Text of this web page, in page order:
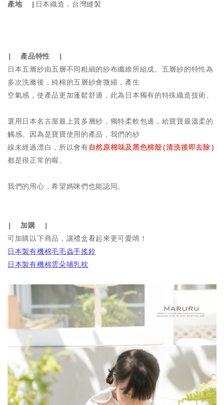
產地 | 日本織造，台灣縫製
| 產品特性 |
日本五層紗由五層不同粗細的紗布纖維所組成。五層紗的特性為
多次洗滌後，純棉的五層紗會微縮，產生
空氣感，使產品更加蓬鬆舒適，此為日本獨有的特殊織造技術。
選用日本名古屋最上質多層紗，獨特柔軟包邊，給寶寶最溫柔的
觸感。因為是寶寶使用的產品，我們的紗
線未經過漂白，所以會有自然原棉味及黑色棉殼(清洗後即去除)
都是很正常的喔。
我們的用心，希望媽咪們也能認同。
| 加購 |
可加購以下商品，讓禮盒看起來更可愛唷！
日本製有機棉毛毛蟲手搖鈴
日本製有機棉雲朵哺乳枕